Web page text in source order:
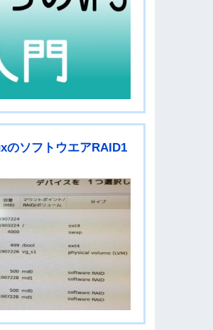
ソフトウエアRAID1